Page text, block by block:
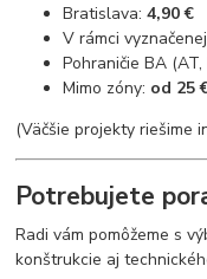
Bratislava:4,90 €
V rámci
Pohraničie BA (AT,
Mimo zóny: od 25
(Väčšie projekty riešime
Potrebujete
Radi vám pomôžeme s
konštrukcie aj